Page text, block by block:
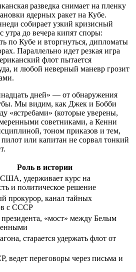
разведка снимает на пленку
ядерных ракет на Кубе.
собирает узкий кризисный
утра до вечера кипят споры:
по Кубе и вторгнуться, дипломаты
Параллельно идет резкая игра
флот пытается
и любой неверный маневр грозит
дней» — от обнаружения
Мы видим, как Джек и Бобби
«ястребами» (которые уверены,
советниками, а Кенни
тоном приказов и тем,
или капитан не сорвал тонкий
Роль в истории
удерживает курс на
и политическое решение
прокурор, канал тайных
с СССР
«мост» между Белым
старается удержать флот от
ведет переговоры через письма и